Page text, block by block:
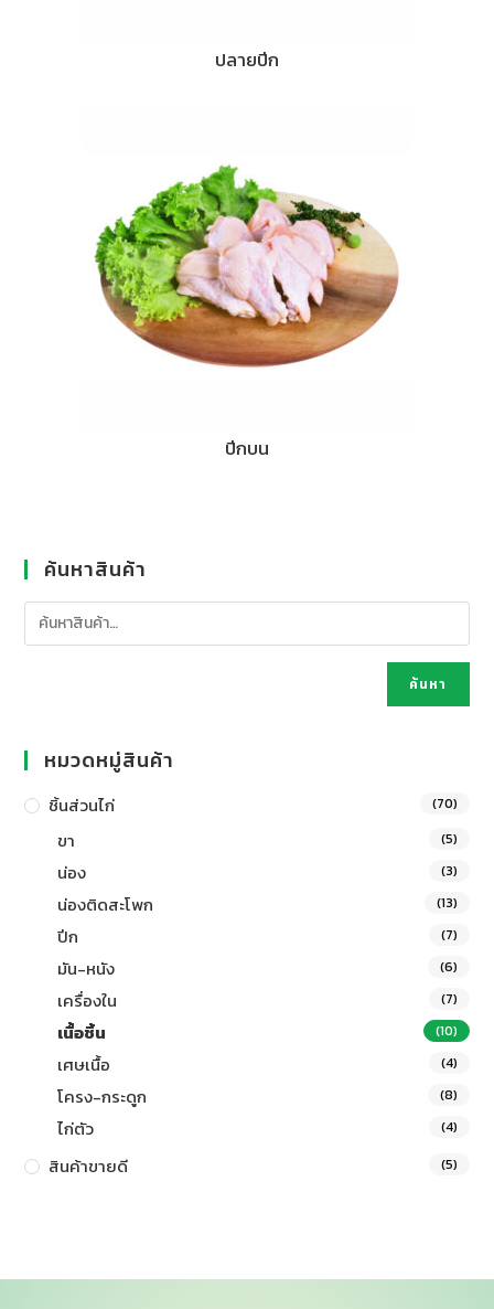
ปลายปีก
ปีกบน
ค้นหาสินค้า
ค้นหา
หมวดหมู่สินค้า
ชิ้นส่วนไก่ (70)
ขา (5)
น่อง (3)
น่องติดสะโพก (13)
ปีก (7)
มัน-หนัง (6)
เครื่องใน (7)
เนื้อชิ้น (10)
เศษเนื้อ (4)
โครง-กระดูก (8)
ไก่ตัว (4)
สินค้าขายดี (5)